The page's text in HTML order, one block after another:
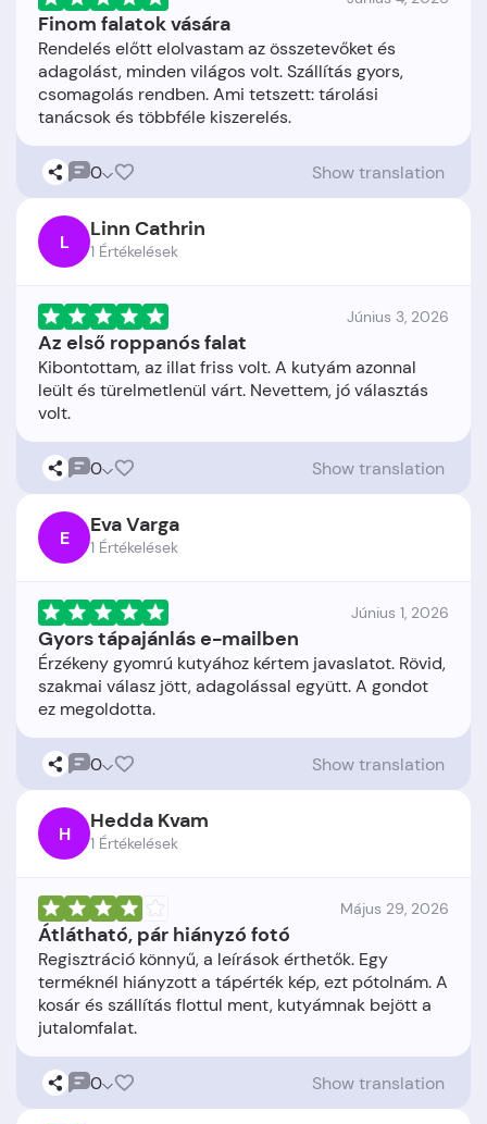
Finom falatok vására
Rendelés előtt elolvastam az összetevőket és
adagolást, minden világos volt. Szállítás gyors,
csomagolás rendben. Ami tetszett: tárolási
0 Show translation
L Linn Cathrin
1 Értékelések
Június 3, 2026
Az első roppanós falat
Kibontottam, az illat friss volt. A kutyám azonnal
leült és türelmetlenül várt. Nevettem, jó választás
0 Show translation
E Eva Varga
1 Értékelések
Június 1, 2026
Gyors tápajánlás e-mailben
Érzékeny gyomrú kutyához kértem javaslatot. Rövid,
szakmai válasz jött, adagolással együtt. A gondot
0 Show translation
H Hedda Kvam
1 Értékelések
Május 29, 2026
Átlátható, pár hiányzó fotó
Regisztráció könnyű, a leírások érthetők. Egy
terméknél hiányzott a tápérték kép, ezt pótolnám. A
kosár és szállítás flottul ment, kutyámnak bejött a
0 Show translation